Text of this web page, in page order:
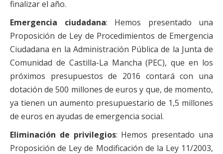
finalizar el año.
Emergencia ciudadana: Hemos presentado una
Proposición de Ley de Procedimientos de Emergencia
Ciudadana en la Administración Pública de la Junta de
Comunidad de Castilla-La Mancha (PEC), que en los
próximos presupuestos de 2016 contará con una
dotación de 500 millones de euros y que, de momento,
ya tienen un aumento presupuestario de 1,5 millones
de euros en ayudas de emergencia social.
Eliminación de privilegios: Hemos presentado una
Proposición de Ley de Modificación de la Ley 11/2003,